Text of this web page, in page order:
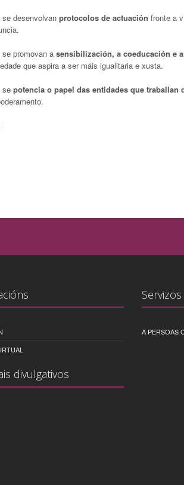
se desenvolvan protocolos de actuación fronte a
se promovan asensibilización, a coeducación e
que aspira a ser máis igualitaria e xusta.
se potencia o papel das entidades que traballan
divulgativos
Servizos
A PERSOAS